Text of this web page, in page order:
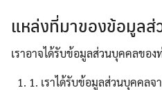
แหล่งที่มาของข้อมูล
เราอาจได้รับข้อมูลส่วนบุคคลของ
1. เราได้รับข้อมูลส่วนบุคคลจ